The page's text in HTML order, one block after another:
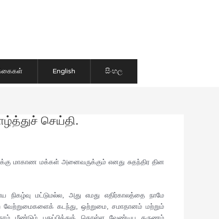
English සිංහල
செய்தி.
மாகாண மக்கள் அனைவருக்கும் எனது சுதந்திர தின
நிகழ்வு மட்டுமல்ல, அது எமது எதிர்காலத்தை நாமே
கடந்து, ஒற்றுமை, சமாதானம் மற்றும்